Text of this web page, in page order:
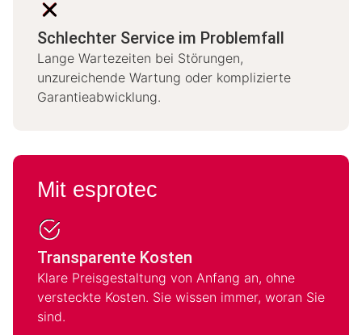
Schlechter Service im Problemfall
Lange Wartezeiten bei Störungen,
unzureichende Wartung oder komplizierte
Garantieabwicklung.
Mit esprotec
Transparente Kosten
Klare Preisgestaltung von Anfang an, ohne
versteckte Kosten. Sie wissen immer, woran Sie
sind.